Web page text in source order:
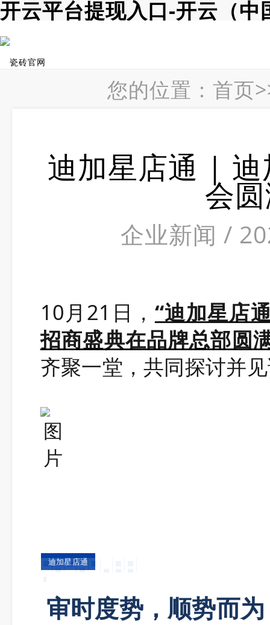
开云平台提现入口-开云（中
您的位置： 首页
迪加星店通 |
会
企业新闻 /
10月21日， “迪加星店
招商盛典在品牌总部圆
齐聚一堂，共同探讨并
迪加星店通
审时度势，顺势而为